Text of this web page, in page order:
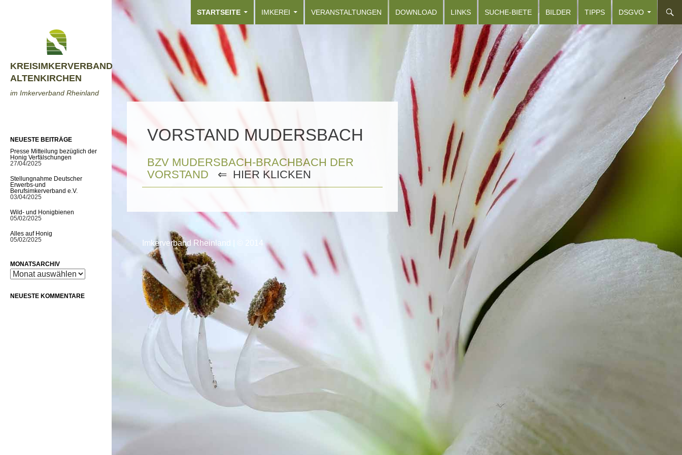
KREISIMKERVERBAND
ALTENKIRCHEN
im Imkerverband Rheinland
STARTSEITE
IMKEREI VERANSTALTUNGEN DOWNLOAD LINKS SUCHE-BIETE BILDER TIPPS DSGVO
VORSTAND MUDERSBACH
BZV MUDERSBACH-BRACHBACH DER
VORSTAND ⇐ HIER KLICKEN
NEUESTE BEITRÄGE
Presse Mitteilung bezüglich der
Honig Verfälschungen
27/04/2025
Stellungnahme Deutscher
Erwerbs-und
Berufsimkerverband e.V.
03/04/2025
Wild- und Honigbienen
05/02/2025
Alles auf Honig
05/02/2025
MONATSARCHIV
Monatsarchiv
NEUESTE KOMMENTARE
Imkerverband Rheinland © 2014